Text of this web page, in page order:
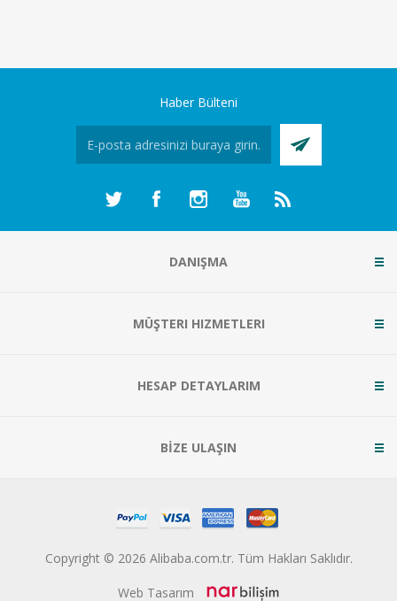
Haber Bülteni
DANIŞMA
MÜŞTERI HIZMETLERI
HESAP DETAYLARIM
BİZE ULAŞIN
Copyright © 2026 Alibaba.com.tr. Tüm Hakları Saklıdır.
Web Tasarım